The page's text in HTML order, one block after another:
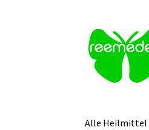
Zur
Navigation
springen
Zum
Inhalt
springen
Alle Heilmittel